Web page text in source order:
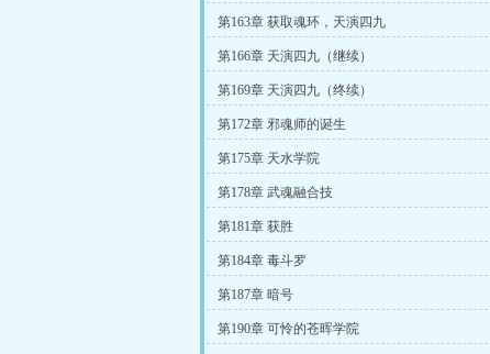
第163章 获取魂环，天演四九
第166章 天演四九（继续）
第169章 天演四九（终续）
第172章 邪魂师的诞生
第175章 天水学院
第178章 武魂融合技
第181章 获胜
第184章 毒斗罗
第187章 暗号
第190章 可怜的苍晖学院